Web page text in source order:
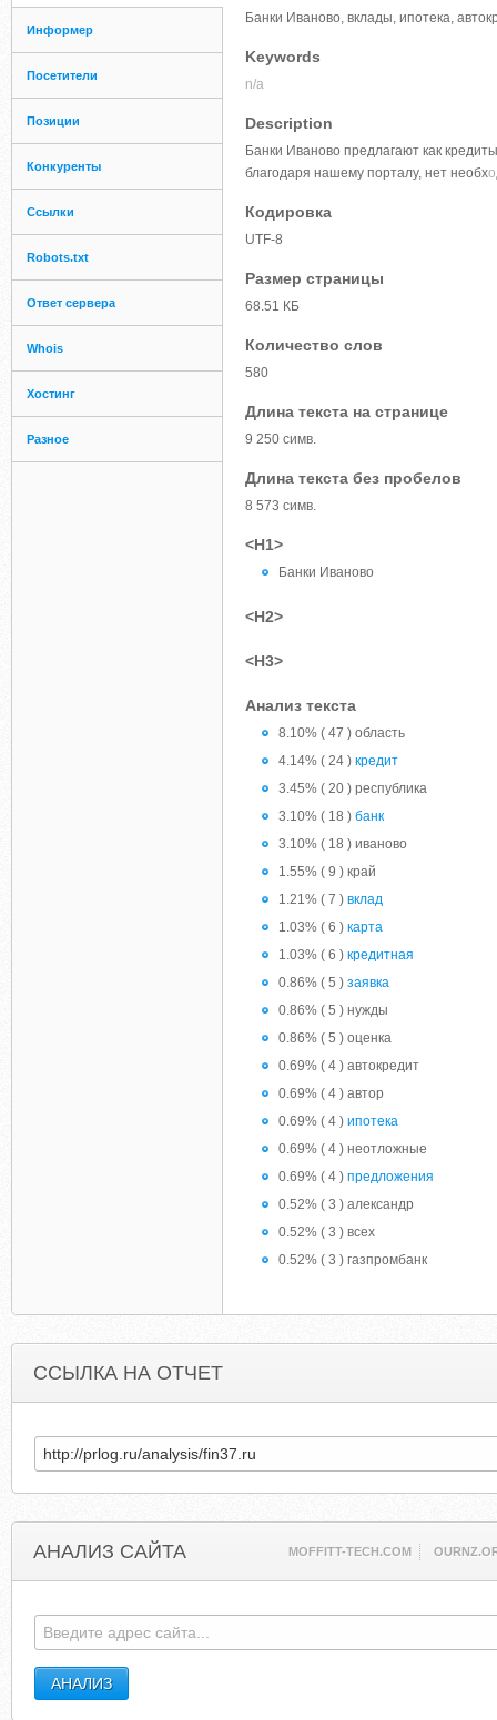
Информер
Посетители
Позиции
Конкуренты
Ссылки
Robots.txt
Ответ сервера
Whois
Хостинг
Разное
Банки Иваново, вклады, ипотека,
Keywords
n/a
Description
Банки Иваново предлагают как
благодаря нашему порталу, нет необх
Кодировка
UTF-8
Размер страницы
68.51 КБ
Количество слов
580
Длина текста на странице
9 250 симв.
Длина текста без пробелов
8 573 симв.
<H1>
Банки Иваново
<H2>
<H3>
Анализ текста
8.10% ( 47 ) область
4.14% ( 24 ) кредит
3.45% ( 20 ) республика
3.10% ( 18 ) банк
3.10% ( 18 ) иваново
1.55% ( 9 ) край
1.21% ( 7 ) вклад
1.03% ( 6 ) карта
1.03% ( 6 ) кредитная
0.86% ( 5 ) заявка
0.86% ( 5 ) нужды
0.86% ( 5 ) оценка
0.69% ( 4 ) автокредит
0.69% ( 4 ) автор
0.69% ( 4 ) ипотека
0.69% ( 4 ) неотложные
0.69% ( 4 ) предложения
0.52% ( 3 ) александр
0.52% ( 3 ) всех
0.52% ( 3 ) газпромбанк
ССЫЛКА НА ОТЧЕТ
АНАЛИЗ САЙТА MOFFITT-TECH.COM